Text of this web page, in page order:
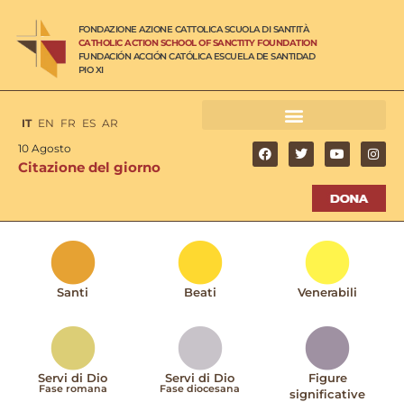
FONDAZIONE AZIONE CATTOLICA SCUOLA DI SANTITÀ
CATHOLIC ACTION SCHOOL OF SANCTITY FOUNDATION
FUNDACIÓN ACCIÓN CATÓLICA ESCUELA DE SANTIDAD
PIO XI
IT EN FR ES AR
10 Agosto
Citazione del giorno
Santi Beati Venerabili
Servi di Dio
Fase romana
Servi di Dio
Fase diocesana
Figure
significative